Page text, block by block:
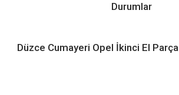
Durumlar
Düzce Cumayeri Opel İkinci El Parça